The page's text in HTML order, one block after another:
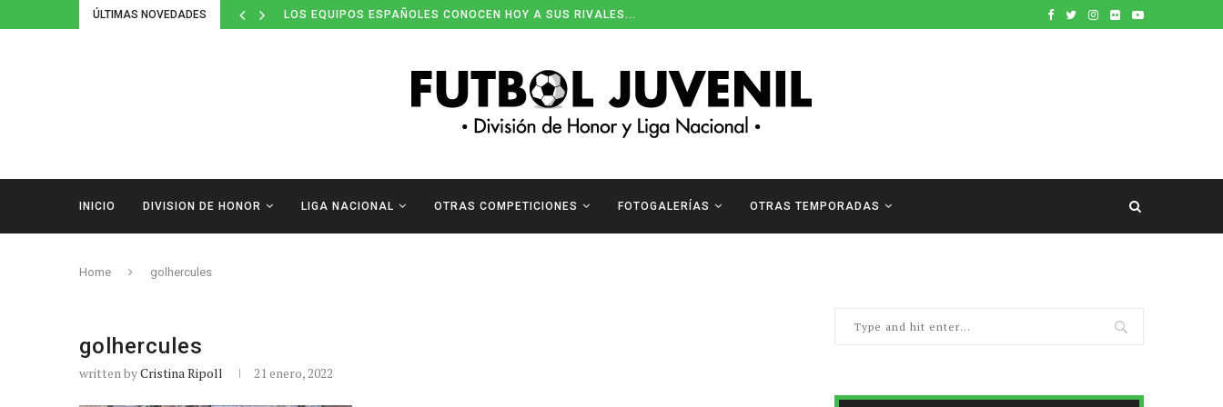
ÚLTIMAS NOVEDADES LOS EQUIPOS ESPAÑOLES CONOCEN HOY A SUS RIVALES...
INICIO DIVISION DE HONOR LIGA NACIONAL OTRAS COMPETICIONES FOTOGALERÍAS OTRAS TEMPORADAS
Home golhercules
golhercules
written byCristina Ripoll 21 enero, 2022